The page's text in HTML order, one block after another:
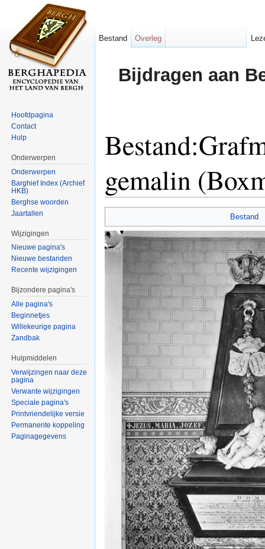
Bijdragen aan
gemalin
Bestand
Bestand Overleg
Hoofdpagina
Contact
Hulp
Onderwerpen
Onderwerpen
Barghief Index (Archief
HKB)
Berghse woorden
Jaartallen
Wijzigingen
Nieuwe pagina's
Nieuwe bestanden
Recente wijzigingen
Bijzondere pagina's
Alle pagina's
Beginnetjes
Willekeurige pagina
Zandbak
Hulpmiddelen
Verwijzingen naar deze
pagina
Verwante wijzigingen
Speciale pagina's
Printvriendelijke versie
Permanente koppeling
Paginagegevens